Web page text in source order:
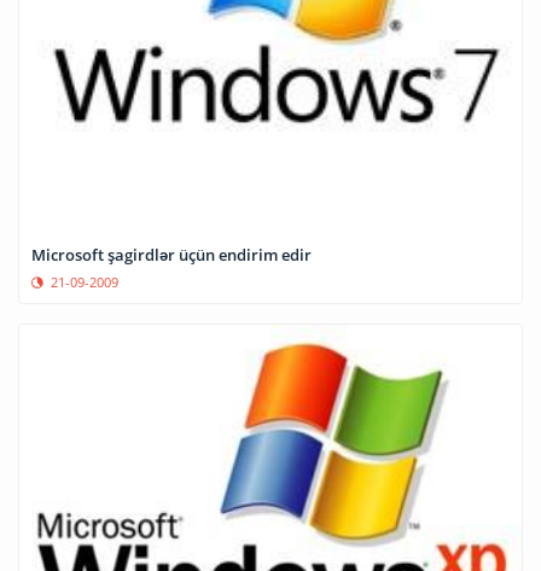
Microsoft şagirdlər üçün endirim edir
21-09-2009